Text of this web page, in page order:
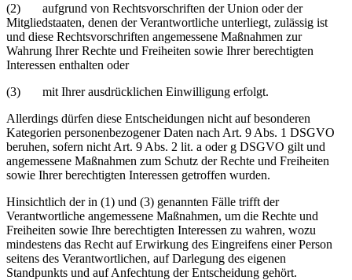
(2) aufgrund von Rechtsvorschriften der Union oder der
Mitgliedstaaten, denen der Verantwortliche unterliegt, zulässig ist
und diese Rechtsvorschriften angemessene Maßnahmen zur
Wahrung Ihrer Rechte und Freiheiten sowie Ihrer berechtigten
Interessen enthalten oder
(3) mit Ihrer ausdrücklichen Einwilligung erfolgt.
Allerdings dürfen diese Entscheidungen nicht auf besonderen
Kategorien personenbezogener Daten nach Art. 9 Abs. 1 DSGVO
beruhen, sofern nicht Art. 9 Abs. 2 lit. a oder g DSGVO gilt und
angemessene Maßnahmen zum Schutz der Rechte und Freiheiten
sowie Ihrer berechtigten Interessen getroffen wurden.
Hinsichtlich der in (1) und (3) genannten Fälle trifft der
Verantwortliche angemessene Maßnahmen, um die Rechte und
Freiheiten sowie Ihre berechtigten Interessen zu wahren, wozu
mindestens das Recht auf Erwirkung des Eingreifens einer Person
seitens des Verantwortlichen, auf Darlegung des eigenen
Standpunkts und auf Anfechtung der Entscheidung gehört.